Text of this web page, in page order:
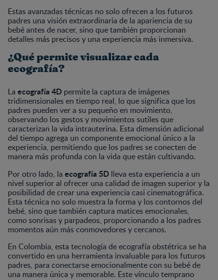
Estas avanzadas técnicas no solo ofrecen a los futuros
padres una visión extraordinaria de la apariencia de su
bebé antes de nacer, sino que también proporcionan
detalles más precisos y una experiencia más inmersiva.
¿Qué permite visualizar cada
ecografía?
La ecografía 4D permite la captura de imágenes
tridimensionales en tiempo real, lo que significa que los
padres pueden ver a su pequeño en movimiento,
observando los gestos y movimientos sutiles que
caracterizan la vida intrauterina. Esta dimensión adicional
del tiempo agrega un componente emocional único a la
experiencia, permitiendo que los padres se conecten de
manera más profunda con la vida que están cultivando.
Por otro lado, la ecografía 5D lleva esta experiencia a un
nivel superior al ofrecer una calidad de imagen superior y la
posibilidad de crear una experiencia casi cinematográfica.
Esta técnica no solo muestra la forma y los contornos del
bebé, sino que también captura matices emocionales,
como sonrisas y parpadeos, proporcionando a los padres
momentos aún más conmovedores y cercanos.
En Colombia, esta tecnología de ecografía obstétrica se ha
convertido en una herramienta invaluable para los futuros
padres, para conectarse emocionalmente con su bebé de
una manera única y memorable. Este vínculo temprano